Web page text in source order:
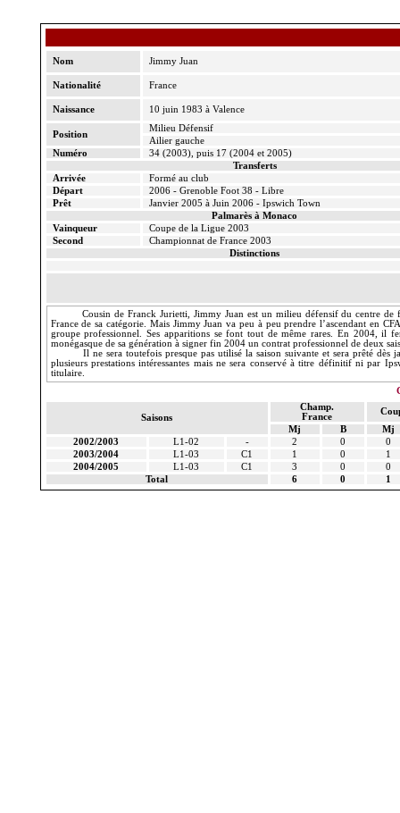
Nom Jimmy Juan
Nationalité France
Naissance 10 juin 1983 à Valence
Position
Milieu Défensif
Ailier gauche
Numéro
34 (2003), puis 17 (2004 et 2005)
Transferts
Arrivée
Formé au club
Départ
2006 - Grenoble Foot 38 - Libre
Prêt
Janvier 2005 à Juin 2006 - Ipswich Town
Palmarès à Monaco
Vainqueur
Coupe de la Ligue2003
Second
Championnat de France 2003
Distinctions
Cousin de Franck Jurietti, Jimmy Juan est un milieu défensif du centre
France de sa catégorie. Mais Jimmy Juan va peu à peu prendre l’ascendant en
groupe professionnel. Ses apparitions se font tout de même rares. En 2004, il
monégasque de sa génération à signer fin 2004 un contrat professionnel de deux
Il ne sera toutefois presque pas utilisé la saison suivante et sera prêté
plusieurs prestations intéressantes mais ne sera conservé à titre définitif ni par
titulaire.
Saisons
Champ.
France
Mj
B
Mj
2002/2003
L1-02 - 2 0
0
2003/2004
L1-03 C1 1 0
1
2004/2005
L1-03 C1 3 0
0
Total
6 0 1